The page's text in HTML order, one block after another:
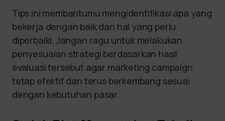
Tips ini membantumu mengidentifikasi apa yang
bekerja dengan baik dan hal yang perlu
diperbaiki. Jangan ragu untuk melakukan
penyesuaian strategi berdasarkan hasil
evaluasi tersebut agar marketing campaign
tetap efektif dan terus berkembang sesuai
dengan kebutuhan pasar.